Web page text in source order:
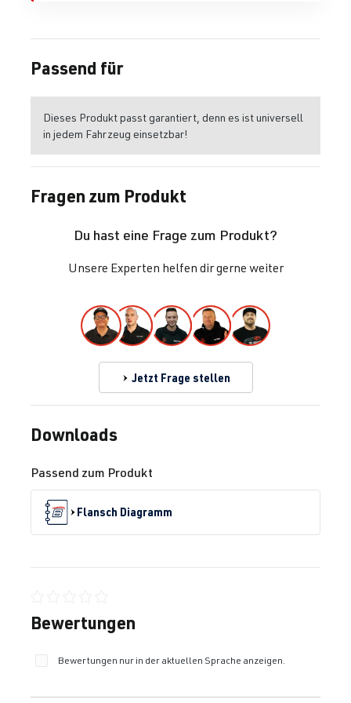
Passend für
Dieses Produkt passt garantiert, denn es ist universell
in jedem Fahrzeug einsetzbar!
Fragen zum Produkt
Du hast eine Frage zum Produkt?
Unsere Experten helfen dir gerne weiter
Jetzt Frage stellen
Downloads
Passend zum Produkt
Flansch Diagramm
Durchschnittliche Bewertung von 0 von 5 Sternen
Bewertungen
Bewertungen nur in der aktuellen Sprache anzeigen.